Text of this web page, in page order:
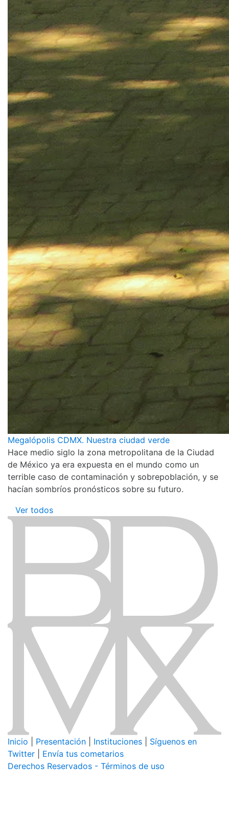
Megalópolis CDMX. Nuestra ciudad verde
Hace medio siglo la zona metropolitana de la Ciudad
de México ya era expuesta en el mundo como un
terrible caso de contaminación y sobrepoblación, y se
hacían sombríos pronósticos sobre su futuro.
Ver todos
Inicio Presentación Instituciones
Síguenos en
Twitter
Envía tus cometarios
Derechos Reservados - Términos de uso